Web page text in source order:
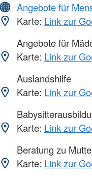
Angebote für
Karte: Link zur
Angebote für
Karte: Link zur
Auslandshilfe
Karte: Link zur
Karte: Link zur
Beratung zu
Karte: Link zur